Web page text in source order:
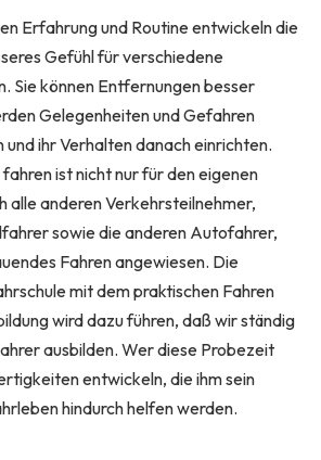
Erfahrung und Routine entwickeln die
Gefühl für verschiedene
Sie können Entfernungen besser
Gelegenheiten und Gefahren
ihr Verhalten danach einrichten.
ist nicht nur für den eigenen
alle anderen Verkehrsteilnehmer,
sowie die anderen Autofahrer,
Fahren angewiesen. Die
mit dem praktischen Fahren
wird dazu führen, daß wir ständig
ausbilden. Wer diese Probezeit
entwickeln, die ihm sein
hindurch helfen werden.